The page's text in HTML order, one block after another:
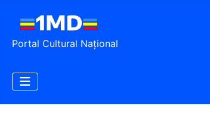
Portal Cultural Național